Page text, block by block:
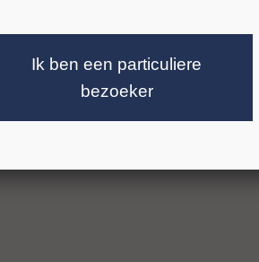
Ik ben een particuliere
bezoeker